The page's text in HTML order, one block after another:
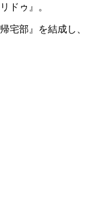
リドゥ 』。
帰宅部 』を結成し、